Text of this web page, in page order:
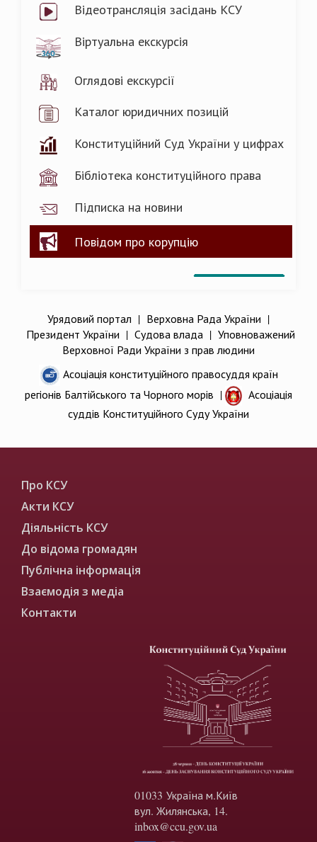
Відеотрансляція засідань КСУ
Віртуальна екскурсія
Оглядові екскурсії
Каталог юридичних позицій
Конституційний Суд України у цифрах
Бібліотека конституційного права
Підписка на новини
Повідом про корупцію
Урядовий портал | Верховна Рада України |
Президент України | Судова влада| Уповноважений
Верховної Ради України з прав людини
Асоціація конституційного правосуддя країн
регіонів Балтійського та Чорного морів |
Асоціація
суддів Конституційного Суду України
Про КСУ
Акти КСУ
Діяльність КСУ
До відома громадян
Публічна інформація
Взаємодія з медіа
Контакти
01033 Україна м.Київ
вул. Жилянська, 14.
inbox@ccu.gov.ua